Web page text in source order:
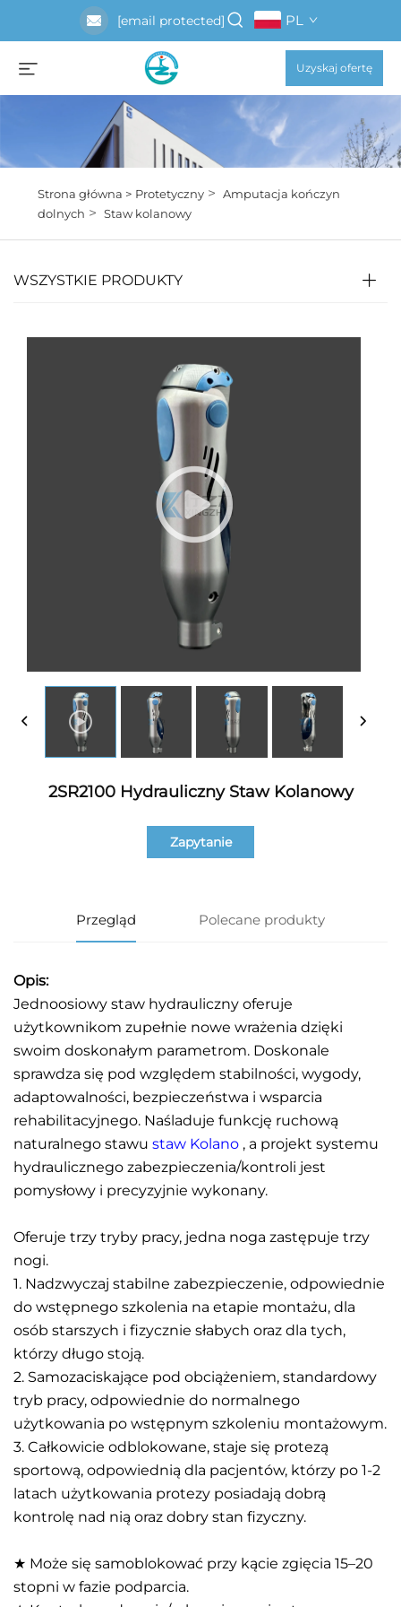
[email protected] PL
Uzyskaj ofertę
Strona główna > Protetyczny> Amputacja kończyn
dolnych > Staw kolanowy
WSZYSTKIE PRODUKTY
2SR2100 Hydrauliczny Staw Kolanowy
Zapytanie
Przegląd Polecane produkty
Opis:
Jednoosiowy staw hydrauliczny oferuje
użytkownikom zupełnie nowe wrażenia dzięki
swoim doskonałym parametrom. Doskonale
sprawdza się pod względem stabilności, wygody,
adaptowalności, bezpieczeństwa i wsparcia
rehabilitacyjnego. Naśladuje funkcję ruchową
naturalnego stawu staw Kolano , a projekt systemu
hydraulicznego zabezpieczenia/kontroli jest
pomysłowy i precyzyjnie wykonany.
Oferuje trzy tryby pracy, jedna noga zastępuje trzy
nogi.
1. Nadzwyczaj stabilne zabezpieczenie, odpowiednie
do wstępnego szkolenia na etapie montażu, dla
osób starszych i fizycznie słabych oraz dla tych,
którzy długo stoją.
2. Samozaciskające pod obciążeniem, standardowy
tryb pracy, odpowiednie do normalnego
użytkowania po wstępnym szkoleniu montażowym.
3. Całkowicie odblokowane, staje się protezą
sportową, odpowiednią dla pacjentów, którzy po 1-2
latach użytkowania protezy posiadają dobrą
kontrolę nad nią oraz dobry stan fizyczny.
★ Może się samoblokować przy kącie zgięcia 15–20
stopni w fazie podparcia.